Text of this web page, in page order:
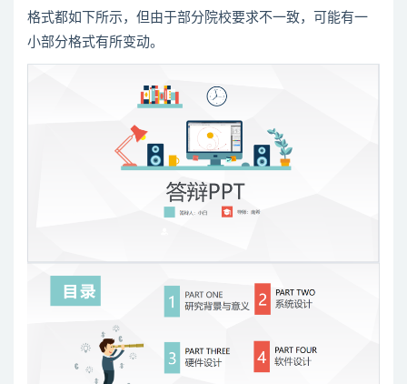
格式都如下所示，但由于部分院校要求不一致，可能有一
小部分格式有所变动。